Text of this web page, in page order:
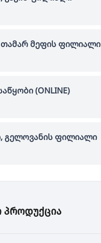
თამარ მეფის ფილიალი
(ONLINE)
გელოვანის ფილიალი
პროდუქცია